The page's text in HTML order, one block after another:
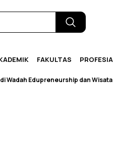
FAKULTAS
Edupreneurship dan Wisata